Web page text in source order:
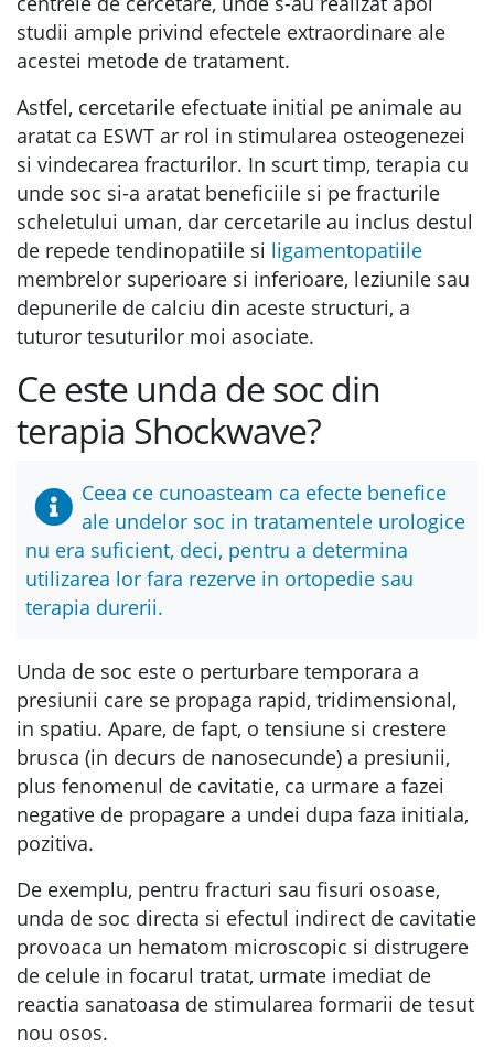
studii ample privind efectele extraordinare ale
acestei metode de tratament.
Astfel, cercetarile efectuate initial pe animale au
aratat ca ESWT ar rol in stimularea osteogenezei
si vindecarea fracturilor. In scurt timp, terapia cu
unde soc si-a aratat beneficiile si pe fracturile
scheletului uman, dar cercetarile au inclus destul
de repede tendinopatiile si ligamentopatiile
membrelor superioare si inferioare, leziunile sau
depunerile de calciu din aceste structuri, a
tuturor tesuturilor moi asociate.
Ce este unda de soc din
terapia Shockwave?
Ceea ce cunoasteam ca efecte benefice
ale undelor soc in tratamentele urologice
nu era suficient, deci, pentru a determina
utilizarea lor fara rezerve in ortopedie sau
terapia durerii.
Unda de soc este o perturbare temporara a
presiunii care se propaga rapid, tridimensional,
in spatiu. Apare, de fapt, o tensiune si crestere
brusca (in decurs de nanosecunde) a presiunii,
plus fenomenul de cavitatie, ca urmare a fazei
negative de propagare a undei dupa faza initiala,
pozitiva.
De exemplu, pentru fracturi sau fisuri osoase,
unda de soc directa si efectul indirect de cavitatie
provoaca un hematom microscopic si distrugere
de celule in focarul tratat, urmate imediat de
reactia sanatoasa de stimularea formarii de tesut
nou osos.